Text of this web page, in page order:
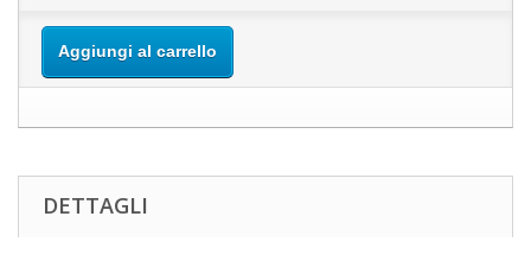
Aggiungi al carrello
DETTAGLI